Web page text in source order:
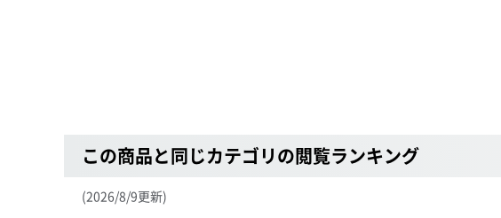
この商品と同じカテゴリの閲覧ランキング
(2026/8/9更新)